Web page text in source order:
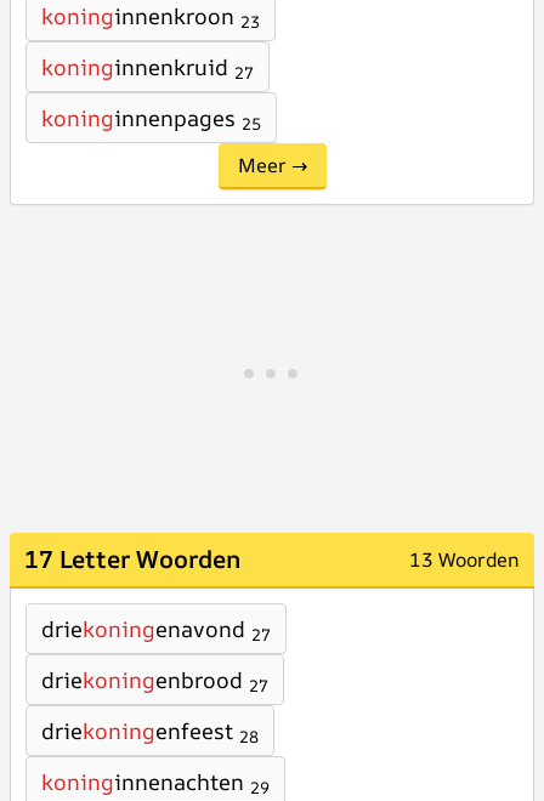
koninginnenkroon 23
koninginnenkruid 27
koninginnenpages 25
Meer →
17 Letter Woorden 13 Woorden
driekoningenavond 27
driekoningenbrood 27
driekoningenfeest 28
koninginnenachten 29